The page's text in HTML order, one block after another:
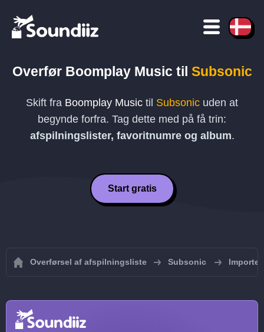
Overfør Boomplay Music til Subsonic
Skift fra Boomplay Music til Subsonic uden at
begynde forfra. Tag dette med på få trin:
afspilningslister, favoritnumre og album.
Start gratis
Overførsel af afspilningsliste Subsonic